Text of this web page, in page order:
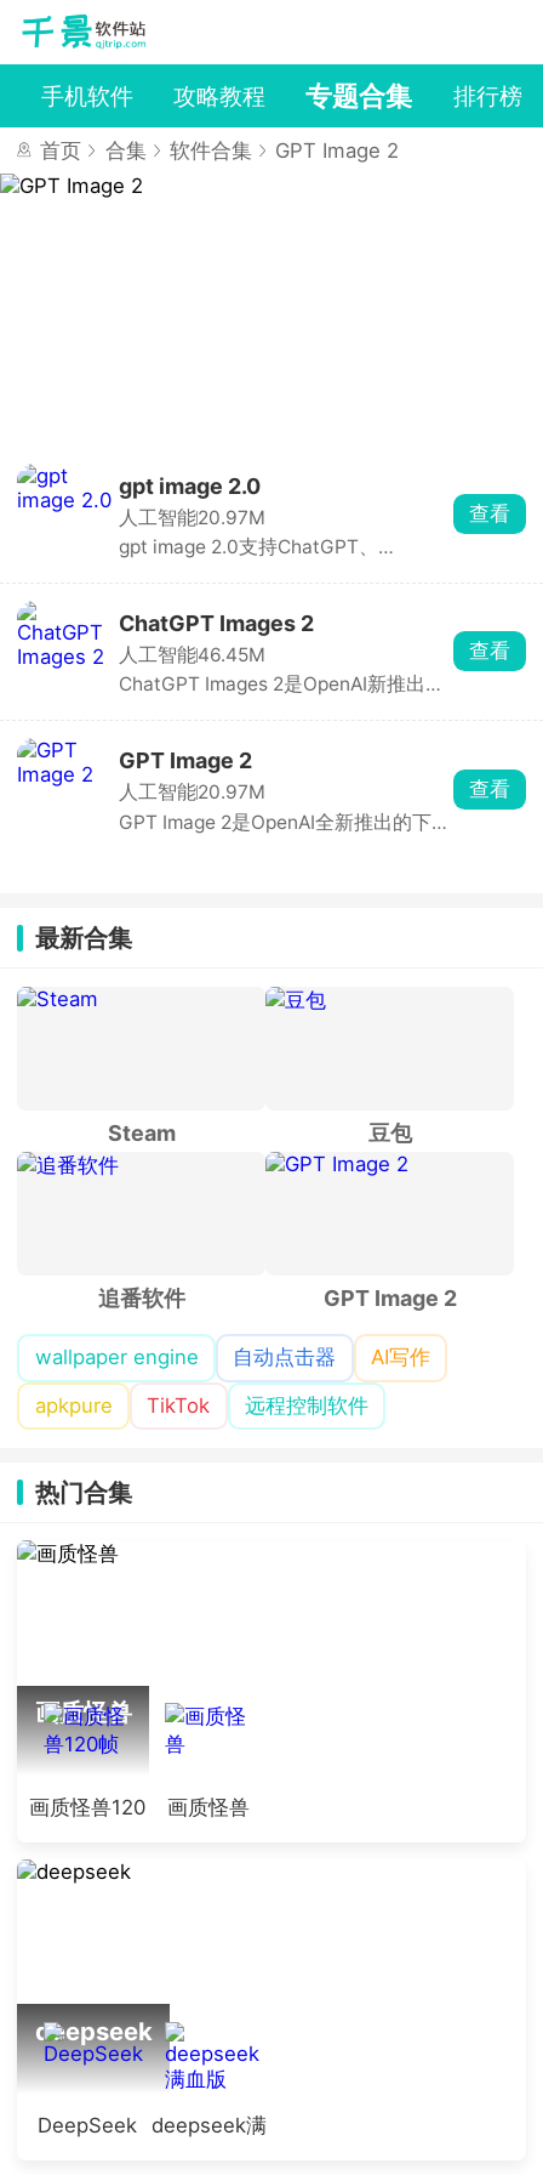
手机软件 攻略教程 专题合集 排行榜
首页 合集 软件合集 GPT Image 2
GPT Image 2
新拿回文生图王座，彻底消除文字扭曲、拼写错误、乱码，
小字、UI 图标、密集排版清晰可读，生成前主动推理布局
逻辑，可联网检索实时信息、分析用户上传的参考图，支持
批量连续生成功能，API端最高输出2K分辨率，细节细腻、
更新时间：2026-06-24
gpt image 2.0
人工智能20.97M
gpt image 2.0支持ChatGPT、
研自回归多模态架构，结合 MoE 稀疏
激活，支持逻辑推理、自验证与多模态
融合，生成前先规划布局、自检纠错。
可一键生成海报、信息图等带文字的视
查看
ChatGPT Images 2
人工智能46.45M
ChatGPT Images 2是OpenAI新推出的
中使用。亮点为思考模式、多语言文字
渲染、批量 8 图一致性生成、高清2K
与灵活宽高比。免费用户可用基础版，
Plus/Pro 解锁思考模式。支持图生图、
查看
GPT Image 2
人工智能20.97M
GPT Image 2是OpenAI全新推出的下一
图片，最高2K分辨率，细节清晰。
查看
最新合集
Steam 豆包
追番软件 GPT Image 2
wallpaper engine 自动点击器
AI写作
apkpure
TikTok 远程控制软件
热门合集
画质怪兽
画质怪兽120
画质怪兽
deepseek
DeepSeek
deepseek满